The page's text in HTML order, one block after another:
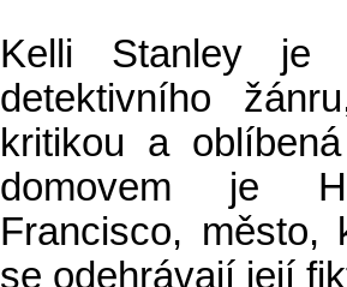
Kelli Stanley je
detektivního
kritikou a
domovem je
Francisco, město,
se odehrávají její